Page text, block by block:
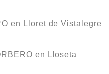
en Lloret de Vistalegre
en Lloseta